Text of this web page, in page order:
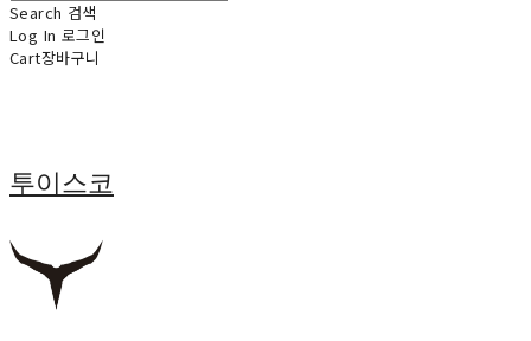
Search 검색
Log In 로그인
Cart장바구니
투이스코